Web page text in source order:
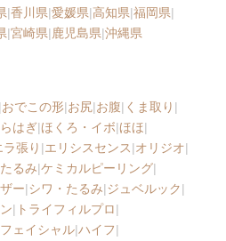
|香川県|愛媛県|高知県|福岡県|
|宮崎県|鹿児島県|沖縄県
|おでこの形|お尻|お腹| くま取り |
はぎ|ほくろ・イボ|ほほ|
ラ張り |エリシスセンス|オリジオ|
るみ|ケミカルピーリング|
ー|シワ・たるみ|ジュベルック|
| トライフィルプロ|
ェイシャル|ハイフ|